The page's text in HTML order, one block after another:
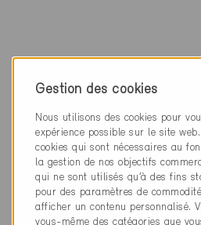
Contact
S&P Suisse SA
Chemin du Champ-des-Filles 19
1228 Plan-les-Ouates
022 794 25 25
info-swiss@solerpalau.com
www.soler-palau.ch
Gestion des cookies
Nous utilisons des cookies pour
expérience possible sur le site
cookies qui sont nécessaires au
la gestion de nos objectifs
qui ne sont utilisés qu’à des fins
pour des paramètres de
afficher un contenu personnalisé.
vous-même des catégories que